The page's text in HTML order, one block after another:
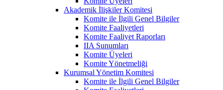
Akademik İlişkiler Komitesi
Komite ile İlgili Genel Bilgiler
Komite Faaliyetleri
Komite Faaliyet Raporları
IIA Sunumları
Komite Üyeleri
Komite Yönetmeliği
Kurumsal Yönetim Komitesi
Komite ile İlgili Genel Bilgiler